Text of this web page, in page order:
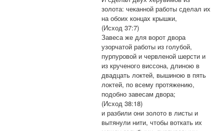
золота: чеканной работы сделал их
на обоих концах крышки,
(Исход 37:7)
Завеса же для ворот двора
узорчатой работы из голубой,
пурпуровой и червленой шерсти и
из крученого виссона, длиною в
двадцать локтей, вышиною в пять
локтей, по всему протяжению,
подобно завесам двора;
(Исход 38:18)
и разбили они золото в листы и
вытянули нити, чтобы воткать их